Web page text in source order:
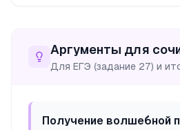
Аргументы для
Для ЕГЭ (задание 27) и
Получение волшебной